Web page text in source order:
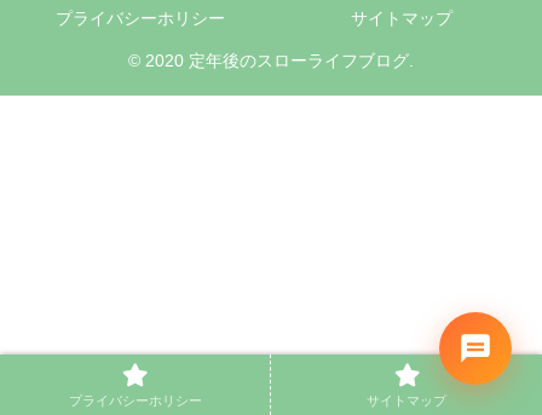
プライバシーホリシー サイトマップ
© 2020 定年後のスローライフブログ.
プライバシーホリシー サイトマップ